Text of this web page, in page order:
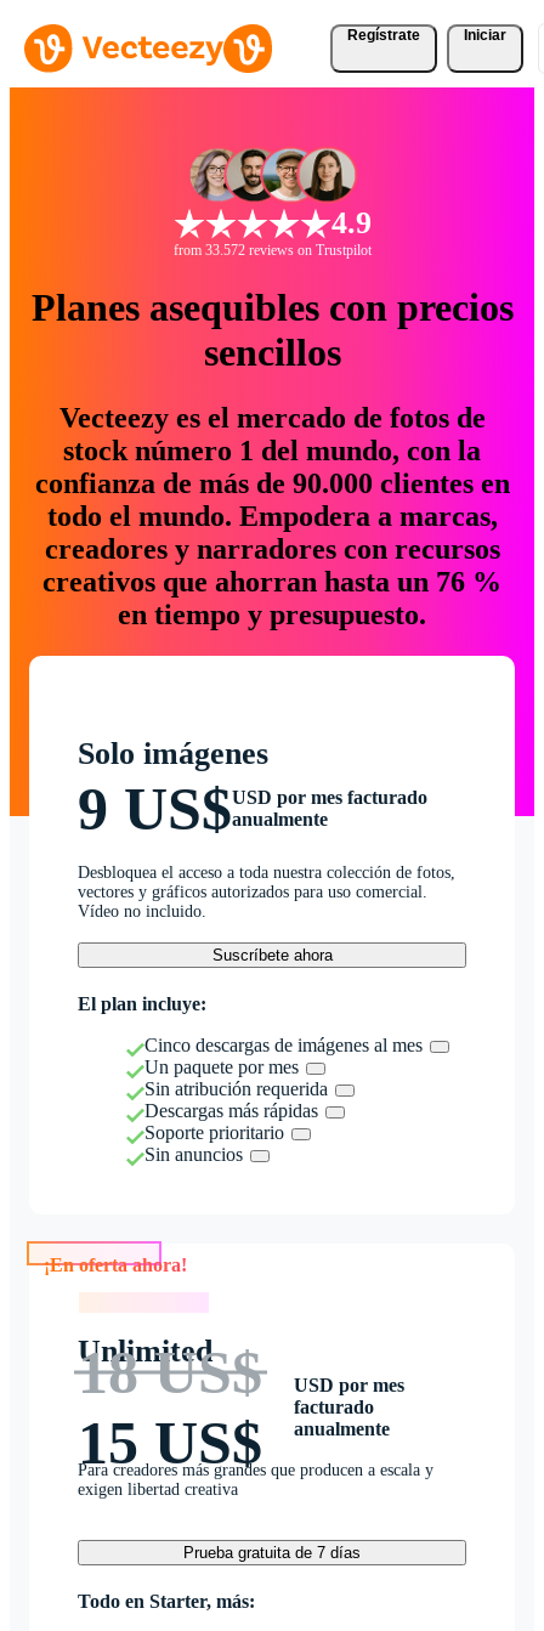
Regístrate Iniciar
4.9
from 33.572 reviews on Trustpilot
Planes asequibles con precios
sencillos
Vecteezy es el mercado de fotos de
stock número 1 del mundo, con la
confianza de más de 90.000 clientes en
todo el mundo. Empodera a marcas,
creadores y narradores con recursos
creativos que ahorran hasta un 76 %
en tiempo y presupuesto.
Solo imágenes
9 US$USD por mes facturado
anualmente
Desbloquea el acceso a toda nuestra colección de fotos,
vectores y gráficos autorizados para uso comercial.
Vídeo no incluido.
Suscríbete ahora
El plan incluye:
Cinco descargas de imágenes al mes
Un paquete por mes
Sin atribución requerida
Descargas más rápidas
Soporte prioritario
Sin anuncios
Unlimited
18 US$
15 US$
USD por mes
facturado
anualmente
Para creadores más grandes que producen a escala y
exigen libertad creativa
Prueba gratuita de 7 días
Todo en Starter, más: